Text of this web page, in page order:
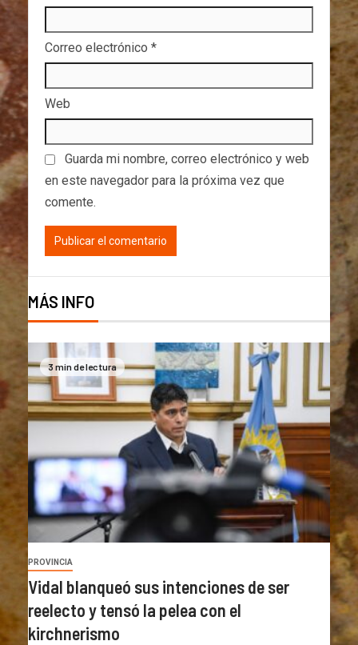
Correo electrónico *
Web
Guarda mi nombre, correo electrónico y web
en este navegador para la próxima vez que
comente.
MÁS INFO
3 min de lectura
PROVINCIA
Vidal blanqueó sus intenciones de ser
reelecto y tensó la pelea con el
kirchnerismo